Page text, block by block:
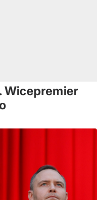
Wicepremier